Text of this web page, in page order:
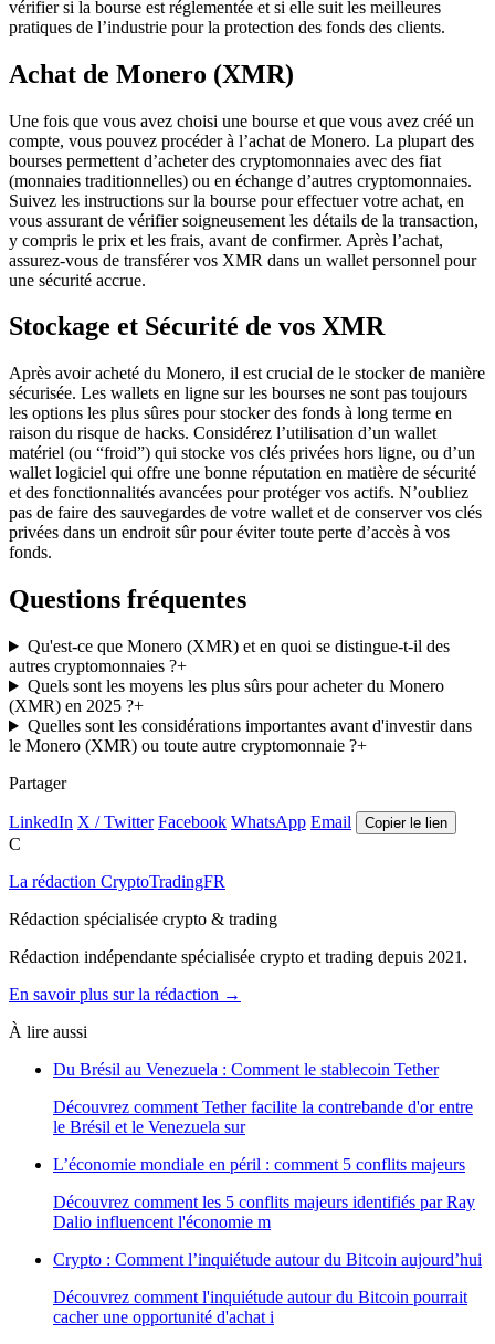
vérifier si la bourse est réglementée et si elle suit les meilleures
pratiques de l’industrie pour la protection des fonds des clients.
Achat de Monero (XMR)
Une fois que vous avez choisi une bourse et que vous avez créé un
compte, vous pouvez procéder à l’achat de Monero. La plupart des
bourses permettent d’acheter des cryptomonnaies avec des fiat
(monnaies traditionnelles) ou en échange d’autres cryptomonnaies.
Suivez les instructions sur la bourse pour effectuer votre achat, en
vous assurant de vérifier soigneusement les détails de la transaction,
y compris le prix et les frais, avant de confirmer. Après l’achat,
assurez-vous de transférer vos XMR dans un wallet personnel pour
une sécurité accrue.
Stockage et Sécurité de vos XMR
Après avoir acheté du Monero, il est crucial de le stocker de manière
sécurisée. Les wallets en ligne sur les bourses ne sont pas toujours
les options les plus sûres pour stocker des fonds à long terme en
raison du risque de hacks. Considérez l’utilisation d’un wallet
matériel (ou “froid”) qui stocke vos clés privées hors ligne, ou d’un
wallet logiciel qui offre une bonne réputation en matière de sécurité
et des fonctionnalités avancées pour protéger vos actifs. N’oubliez
pas de faire des sauvegardes de votre wallet et de conserver vos clés
privées dans un endroit sûr pour éviter toute perte d’accès à vos
fonds.
Questions fréquentes
Qu'est-ce que Monero (XMR) et en quoi se distingue-t-il des
autres cryptomonnaies ?+
Quels sont les moyens les plus sûrs pour acheter du Monero
(XMR) en 2025 ?+
Quelles sont les considérations importantes avant d'investir dans
le Monero (XMR) ou toute autre cryptomonnaie ?+
Partager
LinkedIn X / Twitter Facebook WhatsApp Email Copier le lien
C
La rédaction CryptoTradingFR
Rédaction spécialisée crypto & trading
Rédaction indépendante spécialisée crypto et trading depuis 2021.
En savoir plus sur la rédaction →
À lire aussi
Du Brésil au Venezuela : Comment le stablecoin Tether
Découvrez comment Tether facilite la contrebande d'or entre
le Brésil et le Venezuela sur
L’économie mondiale en péril : comment 5 conflits majeurs
Découvrez comment les 5 conflits majeurs identifiés par Ray
Dalio influencent l'économie m
Crypto : Comment l’inquiétude autour du Bitcoin aujourd’hui
Découvrez comment l'inquiétude autour du Bitcoin pourrait
cacher une opportunité d'achat i